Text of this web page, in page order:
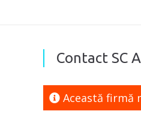
Contact SC
Această firmă